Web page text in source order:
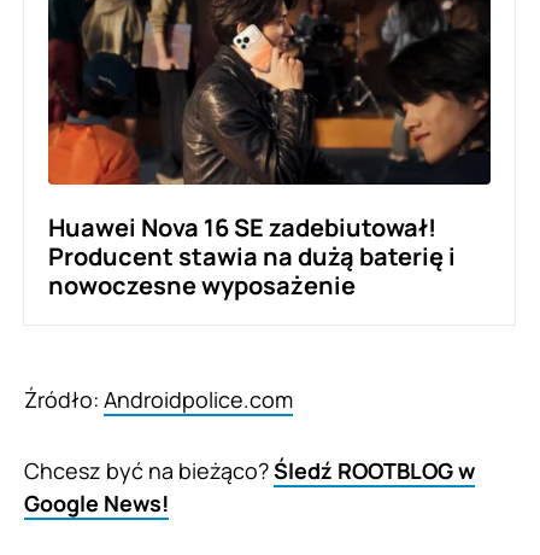
Huawei Nova 16 SE zadebiutował!
Producent stawia na dużą baterię i
nowoczesne wyposażenie
Źródło: Androidpolice.com
Chcesz być na bieżąco?Śledź ROOTBLOG w
Google News!